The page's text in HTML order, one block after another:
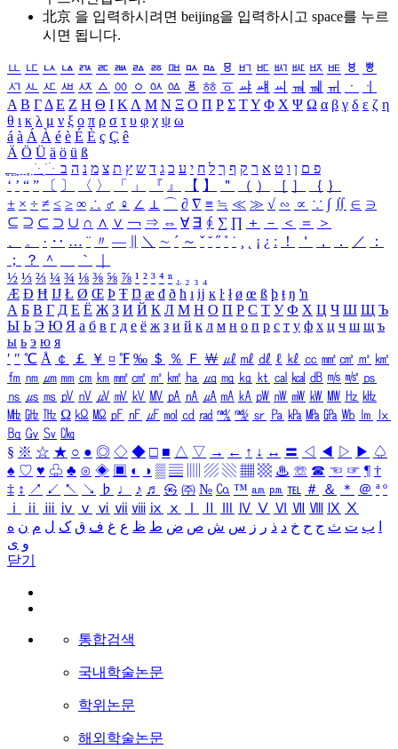
北京 을 입력하시려면 beijing을 입력하시고 space를 누르
시면 됩니다.
ㅥ ㅦ ㅧ ㅨ ㅩ ㅪ ㅫ ㅬ ㅭ ㅮ ㅯ ㅰ ㅱ ㅲ ㅳ ㅴ ㅵ ㅶ ㅷ ㅸ
ㅹ
ㅺ ㅻ ㅼ ㅽ ㅾ ㅿ ㆀ ㆁ ㆂ ㆃ ㆄ ㆅ ㆆ ㆇ ㆈ ㆉ ㆊ ㆋ ㆌ ㆍ
ㆎ
Α Β ΓΔ Ε Ζ Η Θ Ι ΚΛ Μ Ν Ξ Ο Π Ρ Σ ΤΥ Φ Χ Ψ Ω α β γ δ ε ζ η
θ ι κ λ μ ν ξ ο π ρ σ τ υ φ χ ψ ω
á à Á À é è É È ç Ç ê
Ä Ö Ü ä ö ü ß
ִֶֹ ֻּ ׁׂ פ ם ן ו ט א ר ק ף ך ל ח י ע כ ג ד ש ץ ת צ מ נ ה ב
‘ ’ “ ” 〔 〕 〈 〉 「 」 『 』 【 】 ＂ （ ） ［ ］ ｛ ｝
± × ÷ ≠ ≤ ≥ ∞ ∴ ♂ ♀ ∠ ⊥ ⌒ ∂ ∇ ≡ ≒ ≪ ≫ √ ∽ ∝ ∵ ∫ ∬ ∈ ∋
⊆ ⊇ ⊂ ⊃ ∪ ∩ ∧ ∨ ￢ ⇒ ⇔ ∀ ∃ ∮ ∑ ∏ ＋ － ＜ ＝
＞
、
。 · ‥ … ¨ 〃 ― ＼ ∼ ´ ～ ˇ ˘ ˝ ˚ ˙ ¸ ¡ ¿ ː ！ ＇ ， ． ／
：
；
？ ＾ ｀
½ ⅓ ⅔ ¼ ¾ ⅛ ⅜ ⅝ ⅞ ¹ ² ³ ⁴ ⁿ ₁ ₂ ₃ ₄
Æ Ð Ħ Ĳ Ł Ø Œ Þ Ŧ Ŋ æ đ ð ħ ı ĳ ĸ ŀ ł ø œ ß þ ŧ ŋ ŉ
А Б В Г Д Е Ё Ж З И Й К Л М Н О П Р С Т У Ф Х Ц Ч Ш Щ Ъ
Ы Ь Э Ю Я а б в г д е ё ж з и й к л м н о п р с т у ф х ц ч ш щ ъ
ы ь э ю я
′ ″ ℃ Å ￠ ￡ ￥ ¤ ℉ ‰ ＄ ％ Ｆ ￦ ㎕ ㎖ ㎗ ℓ ㎘ ㏄ ㎣ ㎤ ㎥ ㎦
㎙ ㎚ ㎛ ㎜ ㎝ ㎞ ㎟ ㎠ ㎡ ㎢ ㏊ ㎍ ㎎ ㎏ ㏏ ㎈ ㎉ ㏈ ㎧ ㎨ ㎰
㎱ ㎲ ㎳ ㎴ ㎵ ㎶ ㎷ ㎸ ㎹ ㎀ ㎁ ㎂ ㎃ ㎄ ㎺ ㎻ ㎽ ㎾ ㎿ ㎐ ㎑
㎒ ㎓ ㎔ Ω ㏀ ㏁ ㎊ ㎋ ㎌ ㏖ ㏅ ㎭ ㎮ ㎯ ㏛ ㎩ ㎪ ㎫ ㎬ ㏝ ㏐
㏓
㏃ ㏉ ㏜ ㏆
§ ※ ☆ ★ ○ ● ◎ ◇ ◆ □ ■ △ ▽ → ← ↑ ↓ ↔ 〓 ◁ ◀ ▷ ▶ ♤
♠ ♡ ♥ ♧ ♣ ⊙ ◈ ▣ ◐ ◑ ▒ ▤ ▨ ▧ ▦ ▩ ♨ ☏ ☎ ☜ ☞ ¶ †
‡ ↕ ↗ ↙ ↖ ↘ ♭ ♩ ♪ ♬ ㉿ ㈜ № ㏇ ™ ㏂ ㏘ ℡ ＃ ＆ ＊ ＠ ª º
ⅰ
ⅱ ⅲ ⅳ ⅴ ⅵ ⅶ ⅷ ⅸ ⅹ Ⅳ Ⅴ Ⅵ Ⅶ Ⅷ Ⅸ Ⅹ
ب ت ث ج ح خ د ذ ر ز س ش ص ض ط ظ ع غ ف ق ک ل م ن ه
و ی
닫기
통합검색
국내학술논문
학위논문
해외학술논문